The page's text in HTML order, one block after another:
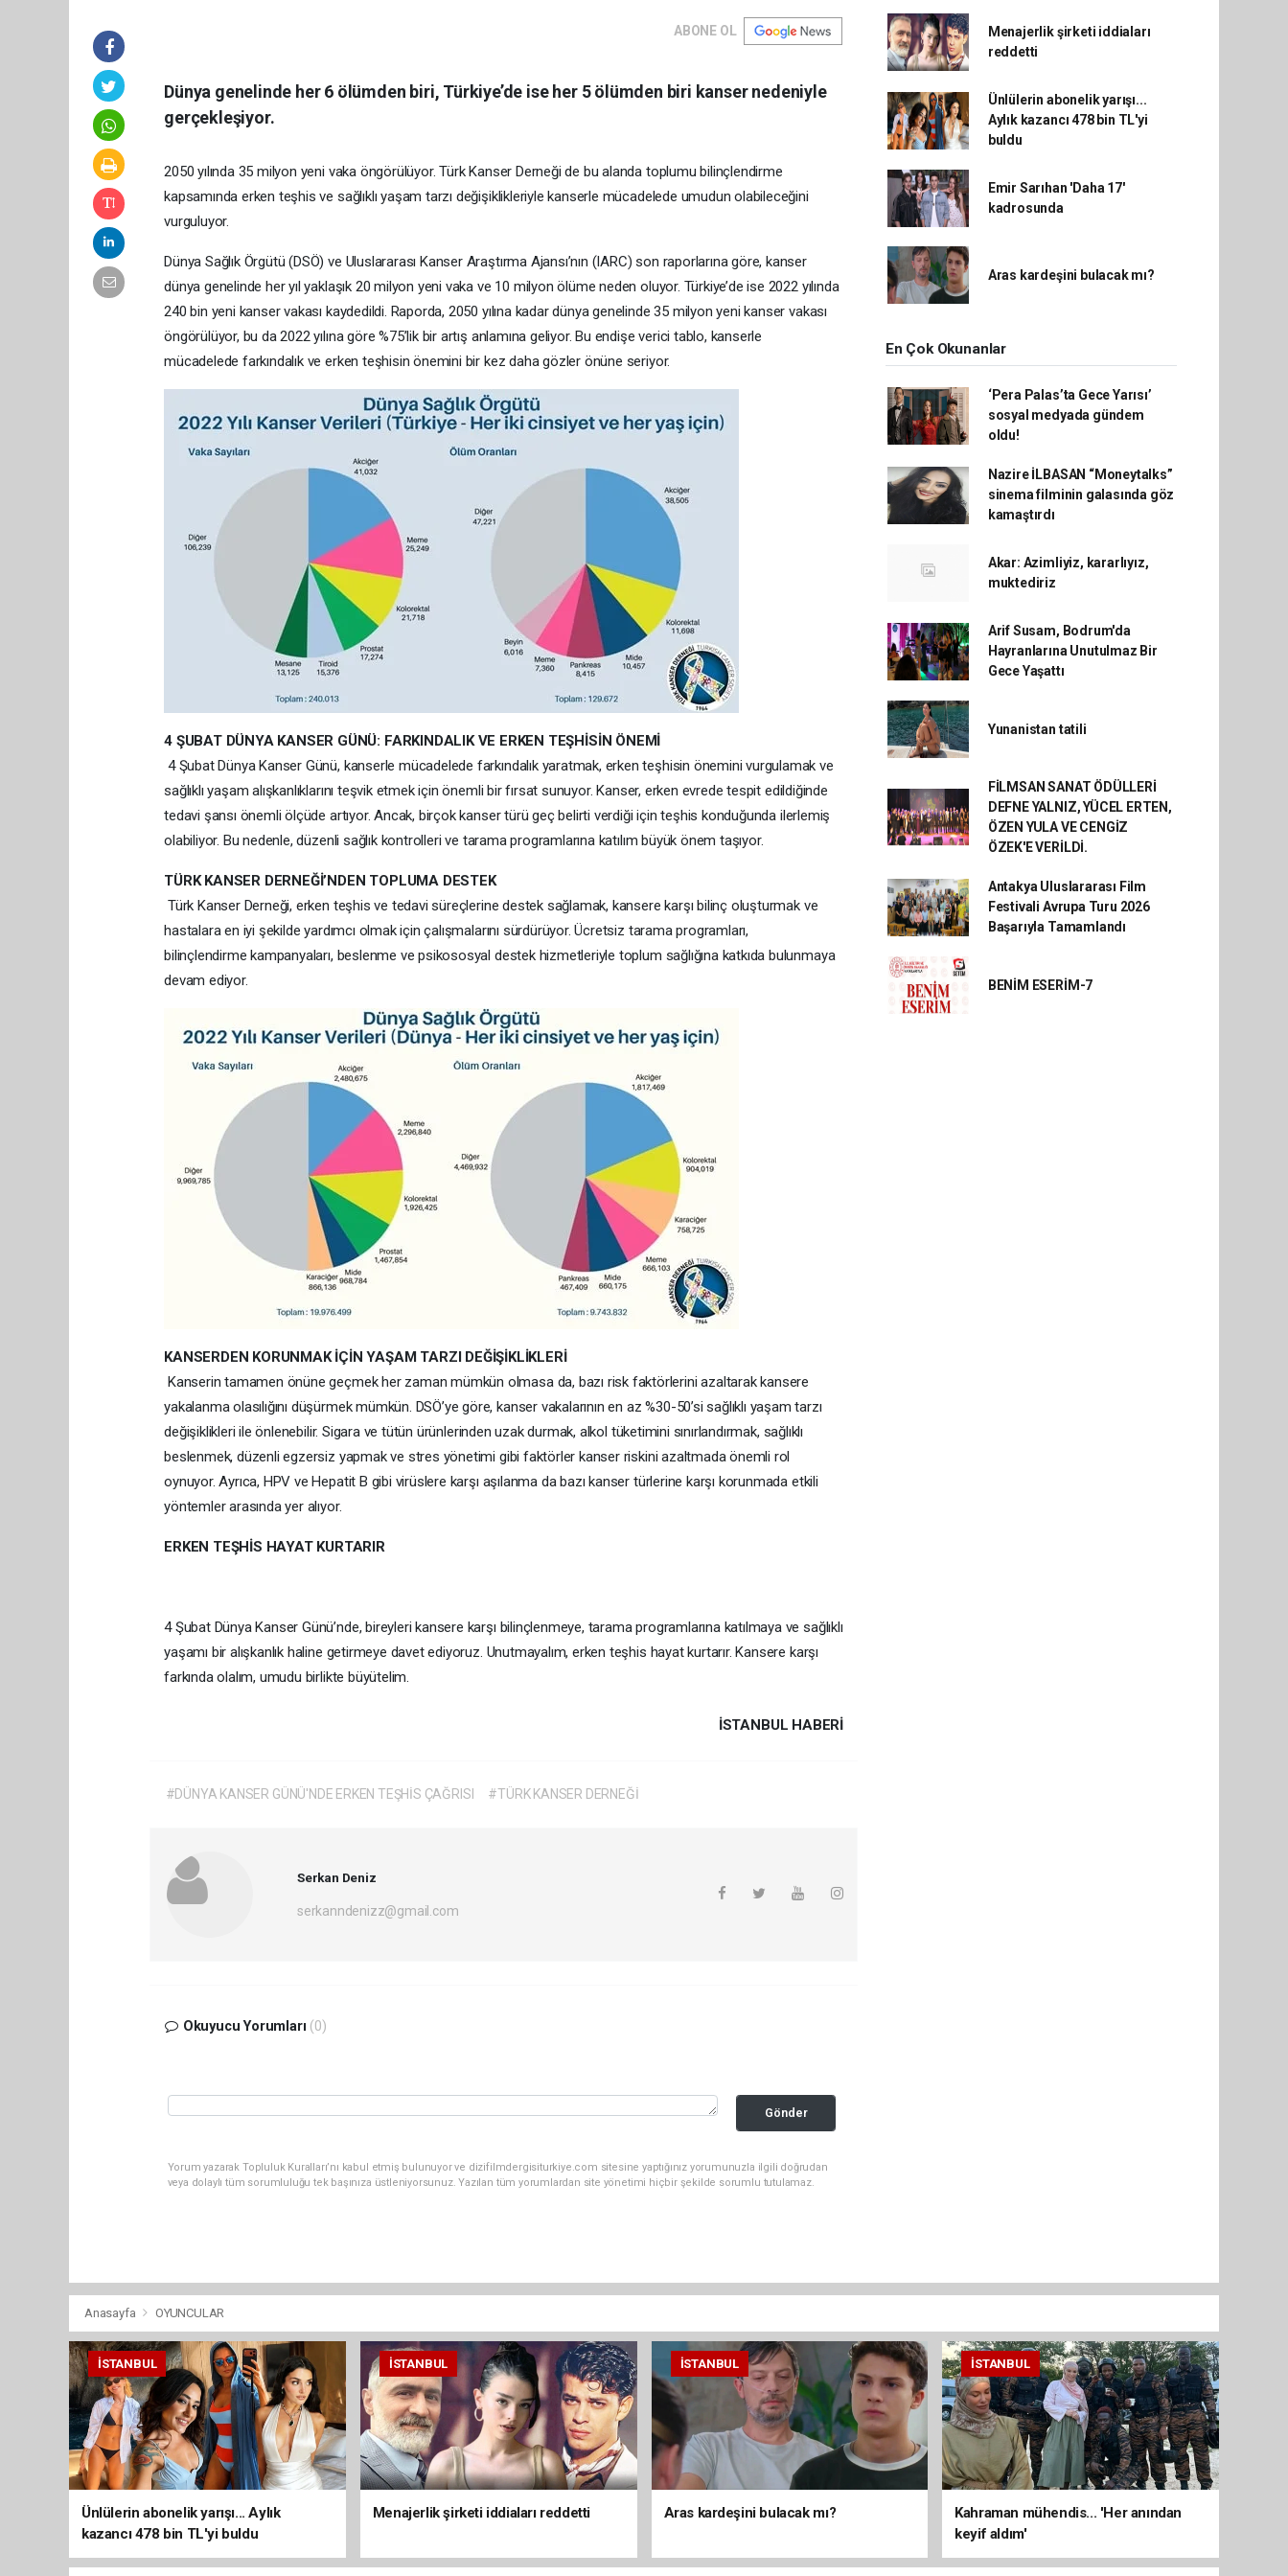
ABONE OL
Dünya genelinde her 6 ölümden biri, Türkiye’de ise her 5 ölümden biri kanser nedeniyle
gerçekleşiyor.
2050 yılında 35 milyon yeni vaka öngörülüyor. Türk Kanser Derneği de bu alanda toplumu bilinçlendirme
kapsamında erken teşhis ve sağlıklı yaşam tarzı değişiklikleriyle kanserle mücadelede umudun olabileceğini
vurguluyor.
Dünya Sağlık Örgütü (DSÖ) ve Uluslararası Kanser Araştırma Ajansı’nın (IARC) son raporlarına göre, kanser
dünya genelinde her yıl yaklaşık 20 milyon yeni vaka ve 10 milyon ölüme neden oluyor. Türkiye’de ise 2022 yılında
240 bin yeni kanser vakası kaydedildi. Raporda, 2050 yılına kadar dünya genelinde 35 milyon yeni kanser vakası
öngörülüyor, bu da 2022 yılına göre %75’lik bir artış anlamına geliyor. Bu endişe verici tablo, kanserle
mücadelede farkındalık ve erken teşhisin önemini bir kez daha gözler önüne seriyor.
4 ŞUBAT DÜNYA KANSER GÜNÜ: FARKINDALIK VE ERKEN TEŞHİSİN ÖNEMİ
4 Şubat Dünya Kanser Günü, kanserle mücadelede farkındalık yaratmak, erken teşhisin önemini vurgulamak ve
sağlıklı yaşam alışkanlıklarını teşvik etmek için önemli bir fırsat sunuyor. Kanser, erken evrede tespit edildiğinde
tedavi şansı önemli ölçüde artıyor. Ancak, birçok kanser türü geç belirti verdiği için teşhis konduğunda ilerlemiş
olabiliyor. Bu nedenle, düzenli sağlık kontrolleri ve tarama programlarına katılım büyük önem taşıyor.
TÜRK KANSER DERNEĞİ’NDEN TOPLUMA DESTEK
Türk Kanser Derneği, erken teşhis ve tedavi süreçlerine destek sağlamak, kansere karşı bilinç oluşturmak ve
hastalara en iyi şekilde yardımcı olmak için çalışmalarını sürdürüyor. Ücretsiz tarama programları,
bilinçlendirme kampanyaları, beslenme ve psikososyal destek hizmetleriyle toplum sağlığına katkıda bulunmaya
devam ediyor.
KANSERDEN KORUNMAK İÇİN YAŞAM TARZI DEĞİŞİKLİKLERİ
Kanserin tamamen önüne geçmek her zaman mümkün olmasa da, bazı risk faktörlerini azaltarak kansere
yakalanma olasılığını düşürmek mümkün. DSÖ’ye göre, kanser vakalarının en az %30-50’si sağlıklı yaşam tarzı
değişiklikleri ile önlenebilir. Sigara ve tütün ürünlerinden uzak durmak, alkol tüketimini sınırlandırmak, sağlıklı
beslenmek, düzenli egzersiz yapmak ve stres yönetimi gibi faktörler kanser riskini azaltmada önemli rol
oynuyor. Ayrıca, HPV ve Hepatit B gibi virüslere karşı aşılanma da bazı kanser türlerine karşı korunmada etkili
yöntemler arasında yer alıyor.
ERKEN TEŞHİS HAYAT KURTARIR
4 Şubat Dünya Kanser Günü’nde, bireyleri kansere karşı bilinçlenmeye, tarama programlarına katılmaya ve sağlıklı
yaşamı bir alışkanlık haline getirmeye davet ediyoruz. Unutmayalım, erken teşhis hayat kurtarır. Kansere karşı
farkında olalım, umudu birlikte büyütelim.
İSTANBUL HABERİ
#DÜNYA KANSER GÜNÜ'NDE ERKEN TEŞHİS ÇAĞRISI #TÜRK KANSER DERNEĞİ
Serkan Deniz
serkanndenizz@gmail.com
Okuyucu Yorumları (0)
Gönder
Yorum yazarak Topluluk Kuralları’nı kabul etmiş bulunuyor ve dizifilmdergisiturkiye.com sitesine yaptığınız yorumunuzla ilgili doğrudan
veya dolaylı tüm sorumluluğu tek başınıza üstleniyorsunuz. Yazılan tüm yorumlardan site yönetimi hiçbir şekilde sorumlu tutulamaz.
Menajerlik şirketi iddiaları
reddetti
Ünlülerin abonelik yarışı...
Aylık kazancı 478 bin TL'yi
buldu
Emir Sarıhan 'Daha 17'
kadrosunda
Aras kardeşini bulacak mı?
En Çok Okunanlar
‘Pera Palas’ta Gece Yarısı’
sosyal medyada gündem
oldu!
Nazire İLBASAN “Moneytalks”
sinema filminin galasında göz
kamaştırdı
Akar: Azimliyiz, kararlıyız,
muktediriz
Arif Susam, Bodrum'da
Hayranlarına Unutulmaz Bir
Gece Yaşattı
Yunanistan tatili
FİLMSAN SANAT ÖDÜLLERİ
DEFNE YALNIZ, YÜCEL ERTEN,
ÖZEN YULA VE CENGİZ
ÖZEK'E VERİLDİ.
Antakya Uluslararası Film
Festivali Avrupa Turu 2026
Başarıyla Tamamlandı
BENİM ESERİM-7
Anasayfa OYUNCULAR
İSTANBUL
Ünlülerin abonelik yarışı... Aylık
kazancı 478 bin TL'yi buldu
İSTANBUL
Menajerlik şirketi iddiaları reddetti
İSTANBUL
Aras kardeşini bulacak mı?
İSTANBUL
Kahraman mühendis... 'Her anından
keyif aldım'